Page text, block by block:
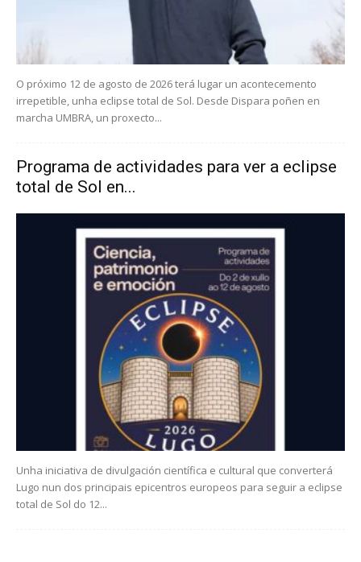
O próximo 12 de agosto de 2026 terá lugar un acontecemento
irrepetible, unha eclipse total de Sol. Desde Dispara poñen en
marcha UMBRA, un proxecto...
Programa de actividades para ver a eclipse
total de Sol en...
Unha iniciativa de divulgación científica e cultural que converterá
Lugo nun dos principais epicentros europeos para seguir a eclipse
total de Sol do 12...